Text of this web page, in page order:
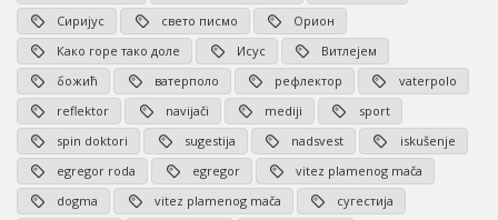
Сиријус
свето писмо
Орион
Како горе тако доле
Исус
Витлејем
божић
ватерполо рефлектор
vaterpolo
reflektor
navijači mediji
sport
spin doktori
sugestija nadsvest
iskušenje
egregor roda
egregor
vitez plamenog mača
dogma
vitez plamenog mača
сугестија